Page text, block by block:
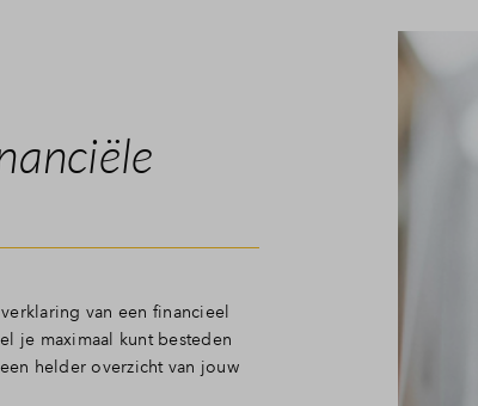
van een financieel
je maximaal kunt besteden
helder overzicht van jouw